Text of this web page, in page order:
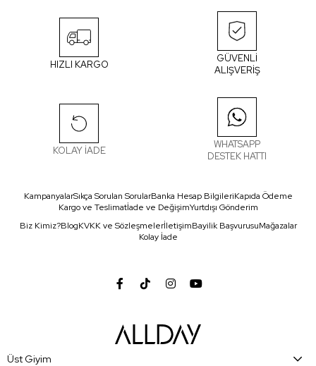
HIZLI KARGO
GÜVENLİ
ALIŞVERİŞ
KOLAY İADE
WHATSAPP
DESTEK HATTI
KampanyalarSıkça Sorulan SorularBanka Hesap BilgileriKapıda Ödeme
Kargo ve Teslimatİade ve DeğişimYurtdışı Gönderim
Biz Kimiz?BlogKVKK ve SözleşmelerİletişimBayilik BaşvurusuMağazalar
Kolay İade
Üst Giyim